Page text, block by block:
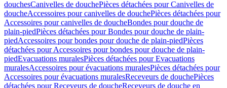
douchesCanivelles de douchePièces détachées pour Canivelles de
doucheAccessoires pour canivelles de douchePièces détachées pour
Accessoires pour canivelles de doucheBondes pour douche de
plain-piedPièces détachées pour Bondes pour douche de plain-
piedAccessoires pour bondes pour douche de plain-piedPièces
détachées pour Accessoires pour bondes pour douche de plain-
piedEvacuations muralesPièces détachées pour Evacuations
muralesAccessoires pour évacuations muralesPièces détachées pour
Accessoires pour évacuations muralesReceveurs de douchePièces
détachées pour Receveurs de doucheReceveurs de douche en